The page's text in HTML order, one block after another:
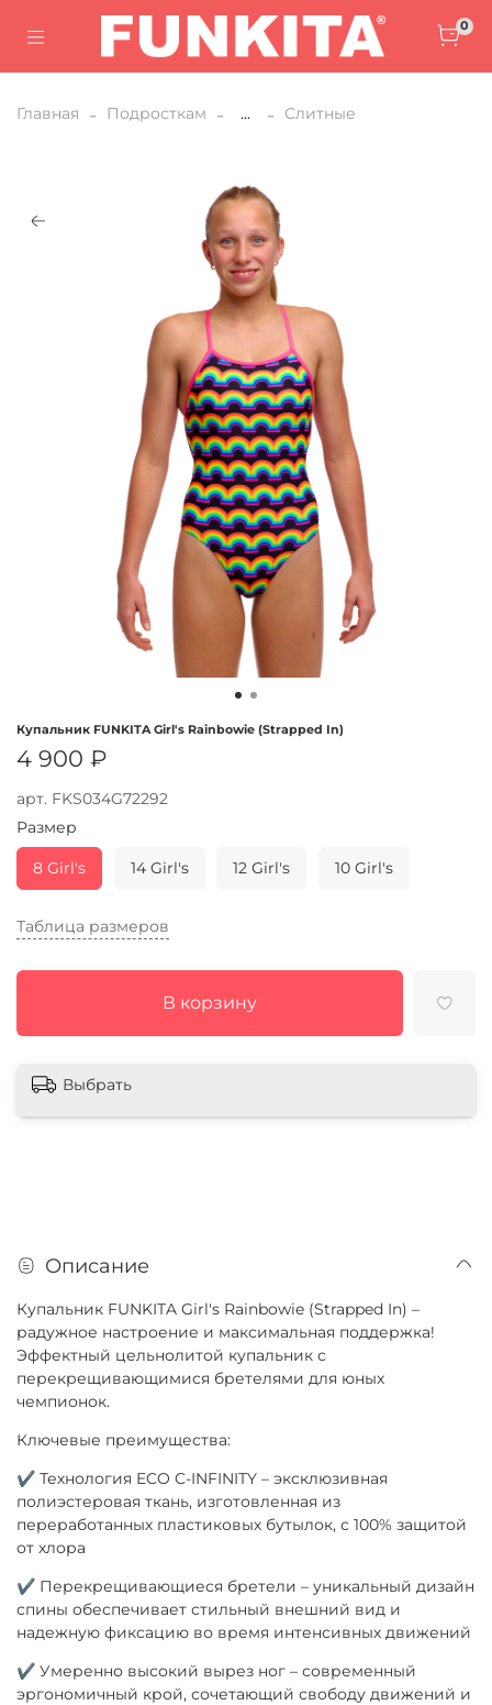
0
Главная Подросткам ... Слитные
арт. FKS034G72292
Купальник FUNKITA Girl's Rainbowie (Strapped In)
4 900 ₽
Таблица размеров
В корзину
Размер
8 Girl's 14 Girl's 12 Girl's 10 Girl's
Выбрать
Описание
Купальник FUNKITA Girl's Rainbowie (Strapped In) –
радужное настроение и максимальная поддержка!
Эффектный цельнолитой купальник с
перекрещивающимися бретелями для юных
чемпионок.
Ключевые преимущества:
✔ Технология ECO C-INFINITY – эксклюзивная
полиэстеровая ткань, изготовленная из
переработанных пластиковых бутылок, с 100% защитой
от хлора
✔ Перекрещивающиеся бретели – уникальный дизайн
спины обеспечивает стильный внешний вид и
надежную фиксацию во время интенсивных движений
✔ Умеренно высокий вырез ног – современный
эргономичный крой, сочетающий свободу движений и